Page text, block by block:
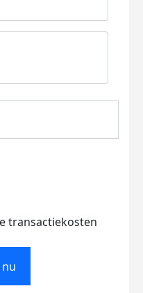
transactiekosten